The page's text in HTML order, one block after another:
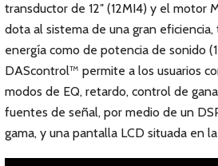
transductor de 12″ (12MI4) y el motor
dota al sistema de una gran
energía como de potencia de sonido
DAScontrol™ permite a los usuarios
modos de EQ, retardo, control de
fuentes de señal, por medio de un
gama, y una pantalla LCD situada en